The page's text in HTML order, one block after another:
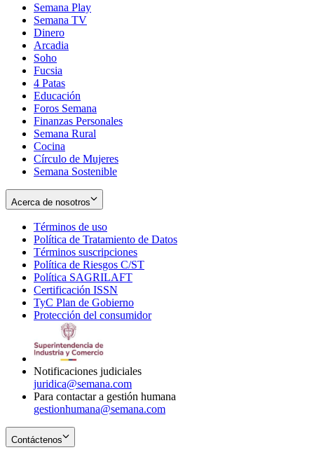
Semana Play
Semana TV
Dinero
Arcadia
Soho
in
new
window
Fucsia
in
new
window
4 Patas
Educación
Foros Semana
Finanzas Personales
Semana Rural
Cocina
Círculo de Mujeres
Semana Sostenible
Acerca de nosotros
Términos de uso
in
new
window
Política de Tratamiento de Datos
Términos suscripciones
in
Política de Riesgos C/ST
Política SAGRILAFT
new
window
Certificación ISSN
in
new
TyC Plan de Gobierno
in
Protección del consumidorOpens
Notificaciones judiciales
juridica@semana.com
Para contactar a gestión humana
gestionhumana@semana.com
Contáctenos